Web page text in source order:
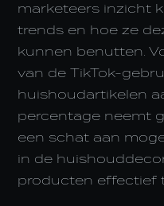
marketeers inzicht
trends en hoe ze
kunnen benutten.
van de TikTok-
huishoudartikelen
percentage neemt
een schat aan
in de
producten effectief